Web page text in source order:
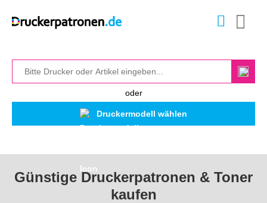
Druckermodell wählen
oder
Günstige Druckerpatronen & Toner
kaufen